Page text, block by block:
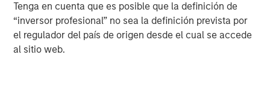
Tenga en cuenta que es posible que la definición de
“inversor profesional” no sea la definición prevista por
el regulador del país de origen desde el cual se accede
al sitio web.
of the key dynamics that investors are navigating is that
stocks and bonds tend to move together when inflation
sits above 3%, reducing the diversification benefits
investors have historically relied on.